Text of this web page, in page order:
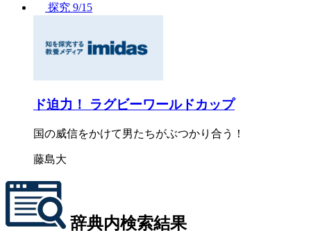
探究 9/15
ド迫力！ ラグビーワールドカップ
国の威信をかけて男たちがぶつかり合う！
藤島大
辞典内検索結果